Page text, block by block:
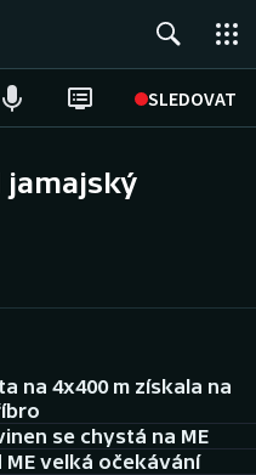
SLEDOVAT
jamajský
na 4x400 m získala na
se chystá na ME
ME velká očekávání